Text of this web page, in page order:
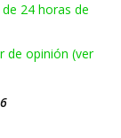
24 horas de
de opinión (ver